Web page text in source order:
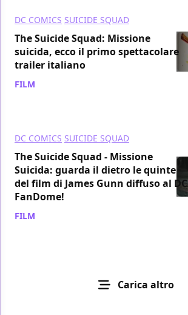
DC COMICS SUICIDE SQUAD
The Suicide Squad: Missione
suicida, ecco il primo spettacolare
trailer italiano
FILM
DC COMICS SUICIDE SQUAD
The Suicide Squad - Missione
Suicida: guarda il dietro le quinte
del film di James Gunn diffuso al DC
FanDome!
FILM
Carica altro